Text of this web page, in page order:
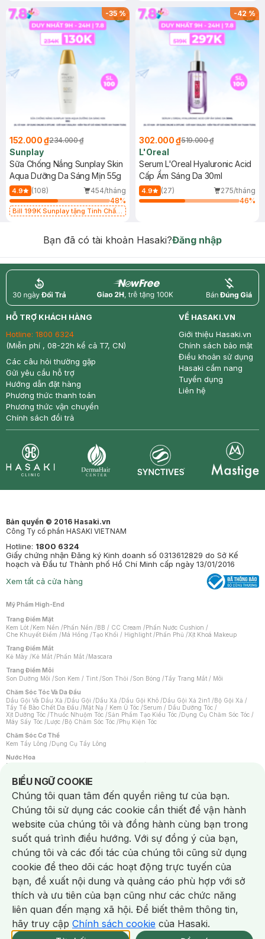
-35%
152.000 ₫234.000 ₫
Sunplay
Sữa Chống Nắng Sunplay Skin
Aqua Dưỡng Da Sáng Mịn 55g
4.9 (108)
454/tháng
48%
Bill 199K Sunplay tặng Tinh Chất
-42%
302.000 ₫519.000 ₫
L'Oreal
Serum L'Oreal Hyaluronic Acid
Cấp Ẩm Sáng Da 30ml
4.9 (27)
275/tháng
46%
Bạn đã có tài khoản Hasaki?Đăng nhập
return nowfree price
HỖ TRỢ KHÁCH HÀNG
Hotline: 1800 6324
(Miễn phí , 08-22h kể cả T7, CN)
Các câu hỏi thường gặp
Gửi yêu cầu hỗ trợ
Hướng dẫn đặt hàng
Phương thức thanh toán
Phương thức vận chuyển
Chính sách đổi trả
VỀ HASAKI.VN
Giới thiệu Hasaki.vn
Chính sách bảo mật
Điều khoản sử dụng
Hasaki cẩm nang
Tuyển dụng
Liên hệ
Bản quyền © 2016 Hasaki.vn
Công Ty cổ phần HASAKI VIETNAM
Hotline: 1800 6324
Giấy chứng nhận Đăng ký Kinh doanh số 0313612829 do Sở Kế
hoạch và Đầu tư Thành phố Hồ Chí Minh cấp ngày 13/01/2016
Xem tất cả cửa hàng
Mỹ Phẩm High-End
Trang Điểm Mặt
Kem Lót /Kem Nền /Phấn Nền /BB / CC Cream /Phấn Nước Cushion /
Che Khuyết Điểm /Má Hồng /Tạo Khối / Highlight /Phấn Phủ /Xịt Khoá Makeup
Trang Điểm Mắt
Kẻ Mày /Kẻ Mắt /Phấn Mắt /Mascara
Trang Điểm Môi
Son Dưỡng Môi /Son Kem / Tint /Son Thỏi /Son Bóng /Tẩy Trang Mắt / Môi
Chăm Sóc Tóc Và Da Đầu
Dầu Gội Và Dầu Xả /Dầu Gội /Dầu Xả /Dầu Gội Khô /Dầu Gội Xả 2in1 /Bộ Gội Xả /
Tẩy Tế Bào Chết Da Đầu /Mặt Nạ / Kem Ủ Tóc /Serum / Dầu Dưỡng Tóc /
Xịt Dưỡng Tóc /Thuốc Nhuộm Tóc /Sản Phẩm Tạo Kiểu Tóc /Dụng Cụ Chăm Sóc Tóc /
Máy Sấy Tóc /Lược /Bộ Chăm Sóc Tóc /Phụ Kiện Tóc
Chăm Sóc Cơ Thể
Kem Tẩy Lông /Dụng Cụ Tẩy Lông
Nước Hoa
Nước Hoa Nữ
Chăm Sóc Cá Nhân
Chống Muỗi /Khẩu Trang /Máy Massage/Mặt Nạ Xông Hơi /Nước Rửa Tay/
Sản Phẩm Chăm Sóc Khác /Bàn Chải Đánh Răng /Bàn Chải Điện/
Hỗ Trợ Trắng Răng/Kem Đánh Răng /Máy Tăm Nước/ Nước Súc Miệng/
Tăm / Chỉ Nha Khoa/ Xịt Thơm Miệng / Dung Dịch Vệ Sinh/Dưỡng Vùng Kín/
Khăn Ướt Vệ Sinh Vùng Kín/Băng Vệ Sinh/Tampon/Bọt Cạo Râu /Dao Cạo Râu/
Máy Cạo Râu
Vấn Đề Về Da
Da Dầu / Lỗ Chân Lông To/ Da Khô / Mất Nước/ Da Lão Hóa/ Da Mụn/
Da Nhạy Cảm / Kích Ứng
Da Xỉn Màu Thâm / Nám / Tàn Nhang
Quầng Thâm & Bọng Mắt /Sẹo /Viêm Da Cơ Địa
Dụng Cụ / Phụ Kiện Chăm Sóc Da
Bông Tẩy Trang
Khăn Lau Mặt Khô Dụng Cụ / Máy Rửa Mặt Máy Chăm Sóc Da
Dụng Cụ Chăm Sóc Khác
BIỂU NGỮ COOKIE
Notice about cookies usage
Chúng tôi quan tâm đến quyền riêng tư của bạn.
Chúng tôi sử dụng các cookie cần thiết để vận hành
website của chúng tôi và đồng hành cùng bạn trong
suốt quá trình điều hướng. Với sự đồng ý của bạn,
chúng tôi và các đối tác của chúng tôi cũng sử dụng
cookie để theo dõi các hoạt động trực tuyến của
bạn, đề xuất nội dung và quảng cáo phù hợp với sở
thích và ưu tiên của bạn cũng như các chức năng
liên quan đến mạng xã hội. Để biết thêm thông tin,
hãy truy cập Chính sách cookie của Hasaki.